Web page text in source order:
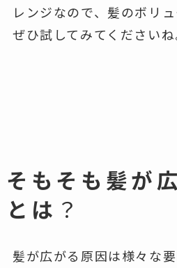
レンジなので、髪のボリ
ぜひ試してみてくださいね
そもそも髪が
とは ？
髪が広がる原因は様々な